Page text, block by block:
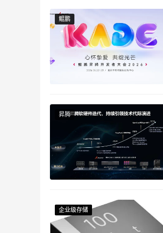
鲲鹏
鲲鹏
昇腾
企业级存储
企业级存储
企业级存储
企业级存储